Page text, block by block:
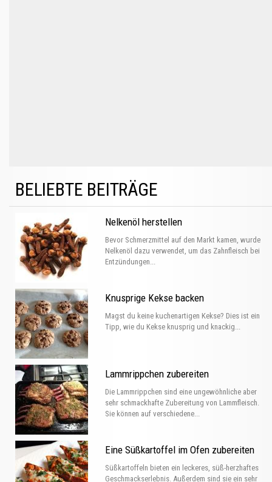
BELIEBTE BEITRÄGE
Nelkenöl herstellen
Bevor Schmerzmittel auf den Markt kamen, wurde
Nelkenöl dazu verwendet, um das Zahnfleisch bei
Entzündungen...
Knusprige Kekse backen
Magst du keine kuchenartigen Kekse? Dies ist ein
Tipp, wie du Kekse knusprig und knackig...
Lammrippchen zubereiten
Die Lammrippchen sind eine ungewöhnliche aber
sehr schmackhafte Zubereitung von Lammfleisch.
Sie können auf verschiedene...
Eine Süßkartoffel im Ofen zubereiten
Süßkartoffeln bieten ein leckeres, süß-herzhaftes
Geschmackserlebnis. Außerdem sind sie ein sehr